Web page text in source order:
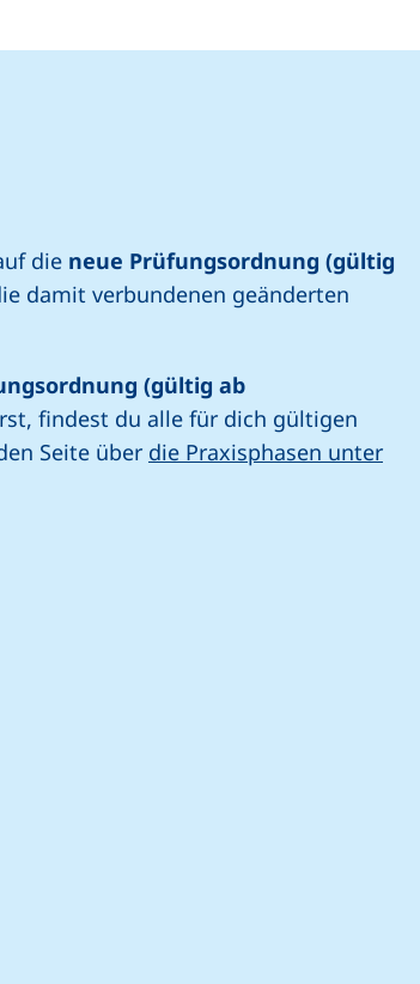
die neue Prüfungsordnung (gültig
damit verbundenen geänderten
(gültig ab
findest du alle für dich gültigen
Seite über die Praxisphasen unter